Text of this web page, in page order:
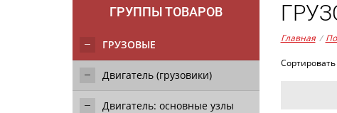
ГРУППЫ ТОВАРОВ
ГРУЗОВЫЕ
Двигатель (грузовики)
Двигатель: основные узлы
Главная /